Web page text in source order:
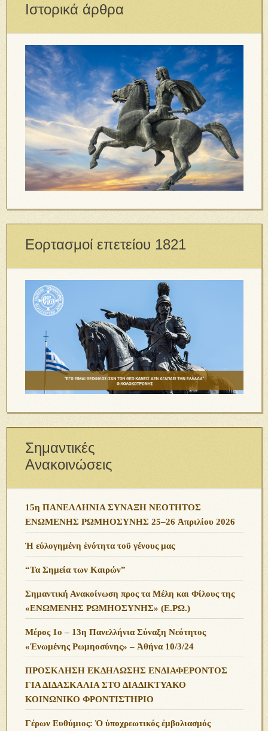
Ιστορικά άρθρα
Εορτασμοί επετείου 1821
Σημαντικές
Ανακοινώσεις
15η ΠΑΝΕΛΛΗΝΙΑ ΣΥΝΑΞΗ ΝΕΟΤΗΤΟΣ
ΕΝΩΜΕΝΗΣ ΡΩΜΗΟΣΥΝΗΣ 25–26 Ἀπριλίου 2026
Ἡ εὐλογημένη ἑνότητα τοῦ γένους μας
“Τα Σημεία των Καιρών”
Σημαντική Ανακοίνωση προς τα Μέλη και Φίλους της
«ΕΝΩΜΕΝΗΣ ΡΩΜΗΟΣΥΝΗΣ» (Ε.ΡΩ.)
Μέρος 1ο – 13η Πανελλήνια Σύναξη Νεότητος
«Ἑνωμένης Ρωμηοσύνης» – Ἀθήνα 10/3/24
ΠΡΟΣΚΛΗΣΗ ΕΚΔΗΛΩΣΗΣ ΕΝΔΙΑΦΕΡΟΝΤΟΣ
ΓΙΑ ΔΙΔΑΣΚΑΛΙΑ ΣΤΟ ΔΙΑΔΙΚΤΥΑΚΟ
ΚΟΙΝΩΝΙΚΟ ΦΡΟΝΤΙΣΤΗΡΙΟ
Γέρων Ευθύμιος: Ὁ ὑποχρεωτικός ἐμβολιασμός